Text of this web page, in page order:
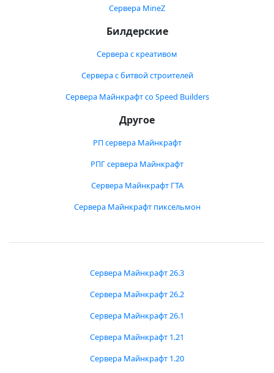
Сервера MineZ
Билдерские
Сервера с креативом
Сервера с битвой строителей
Сервера Майнкрафт со Speed Builders
Другое
РП сервера Майнкрафт
РПГ сервера Майнкрафт
Сервера Майнкрафт ГТА
Сервера Майнкрафт пиксельмон
Сервера Майнкрафт 26.3
Сервера Майнкрафт 26.2
Сервера Майнкрафт 26.1
Сервера Майнкрафт 1.21
Сервера Майнкрафт 1.20